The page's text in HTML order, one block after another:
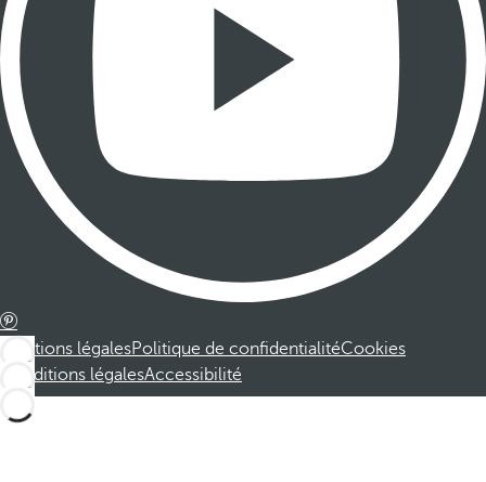
Mentions légalesPolitique de confidentialitéCookies
Conditions légalesAccessibilité